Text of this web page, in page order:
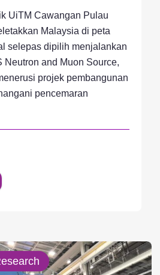
UiTM Cawangan Pulau
Malaysia di peta
selepas dipilih menjalankan
Neutron and Muon Source,
projek pembangunan
pencemaran